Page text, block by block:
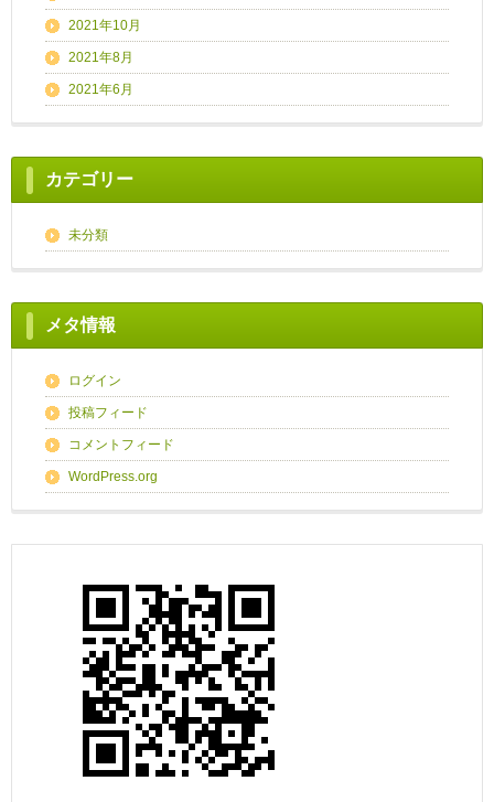
2021年10月
2021年8月
2021年6月
カテゴリー
未分類
メタ情報
ログイン
投稿フィード
コメントフィード
WordPress.org